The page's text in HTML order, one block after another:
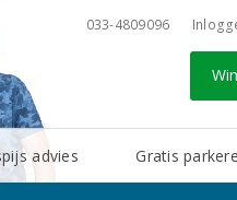
033-4809096
advies Gratis